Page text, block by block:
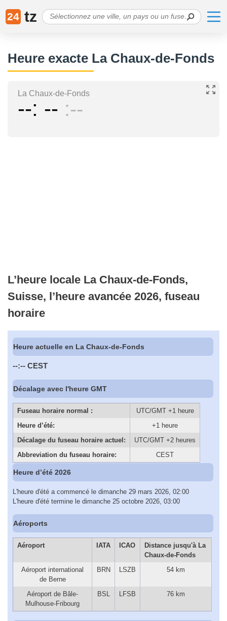
24 tz
Heure exacte La Chaux-de-Fonds
La Chaux-de-Fonds
-- -- --
L’heure locale La Chaux-de-Fonds,
Suisse, l’heure avancée 2026, fuseau
horaire
Heure actuelle en La Chaux-de-Fonds
--:-- CEST
Décalage avec l'heure GMT
Fuseau horaire normal :
UTC/GMT +1 heure
Heure d’été:
+1 heure
Décalage du fuseau horaire actuel:
UTC/GMT +2 heures
Abbreviation du fuseau horaire:
CEST
Heure d’été 2026
L'heure d'été a commencé le dimanche 29 mars 2026, 02:00
L'heure d'été termine le dimanche 25 octobre 2026, 03:00
Aéroports
Aéroport IATA ICAO
Distance jusqu'à La
Chaux-de-Fonds
Aéroport international
de Berne
BRN LSZB 54 km
Aéroport de Bâle-
Mulhouse-Fribourg
BSL LFSB 76 km